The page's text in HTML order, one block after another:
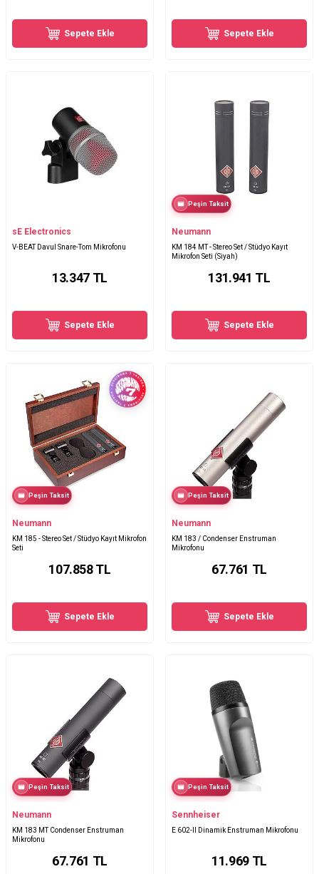
Sepete Ekle Sepete Ekle
sE Electronics
V-BEAT Davul Snare-Tom Mikrofonu
13.347TL
Sepete Ekle
Peşin Taksit
Neumann
KM 184 MT - Stereo Set / Stüdyo Kayıt
Mikrofon Seti (Siyah)
131.941 TL
Sepete Ekle
Peşin Taksit
Neumann
KM 185 - Stereo Set / Stüdyo Kayıt Mikrofon
Seti
107.858TL
Sepete Ekle
Peşin Taksit
Neumann
KM 183 / Condenser Enstruman
Mikrofonu
67.761 TL
Sepete Ekle
Peşin Taksit
Neumann
KM 183 MT Condenser Enstruman
Mikrofonu
67.761 TL
Peşin Taksit
Sennheiser
E 602-II Dinamik Enstruman Mikrofonu
11.969TL